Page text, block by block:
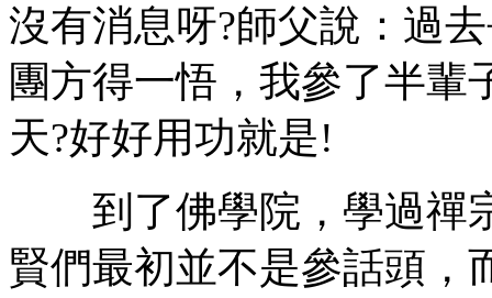
沒有消息呀?師父說：過
團方得一悟，我參了半輩
天?好好用功就是!
到了佛學院，學過禪
賢們最初並不是參話頭，